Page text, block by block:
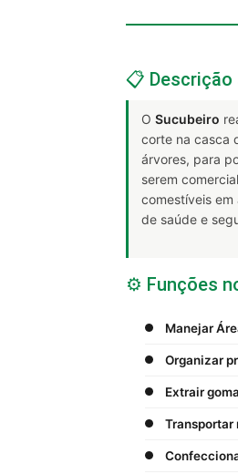
📋 Descrição
O Sucubeiro
corte na casca
árvores, para
serem
comestíveis
de saúde e
⚙️ Funções
Manejar
Organizar
Extrair
Transportar